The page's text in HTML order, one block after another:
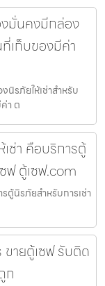
มั่นคงมีกล่อง
ที่เก็บของมีค่า
รภัยให้เช่าสำหรับ
า ต
เช่า คือบริการตู้
ฟ ตู้เซฟ.com
รตู้นิรภัยสำหรับการเช่า
ขายตู้เซฟ รับติด
ก